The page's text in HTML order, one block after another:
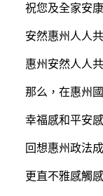
祝您及全家安
安然惠州人人
惠州安然人人
那么，在惠州
幸福感和平安
回想惠州政法
更直不雅感觸